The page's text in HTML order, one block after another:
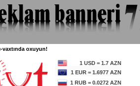
vaxtında oxuyun!
1 USD = 1.7 AZN
1 EUR = 1.6977 AZN
1 RUB = 0.0272 AZN